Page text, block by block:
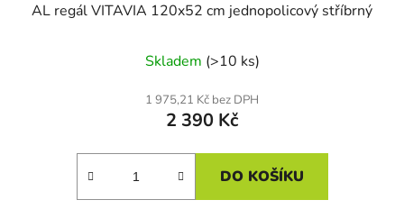
AL regál VITAVIA 120x52 cm jednopolicový stříbrný
Skladem (>10 ks)
1 975,21 Kč bez DPH
2 390 Kč
DO KOŠÍKU